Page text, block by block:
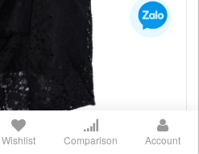
Wishlist Comparison Account